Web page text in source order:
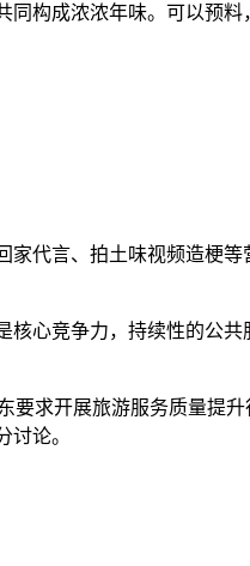
构成浓浓年味。可以预料
代言、拍土味视频造梗等
心竞争力，持续性的公共
求开展旅游服务质量提升
论。